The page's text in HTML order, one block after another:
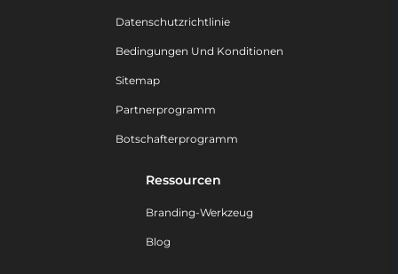
Datenschutzrichtlinie
Bedingungen Und Konditionen
Sitemap
Partnerprogramm
Botschafterprogramm
Ressourcen
Branding-Werkzeug
Blog